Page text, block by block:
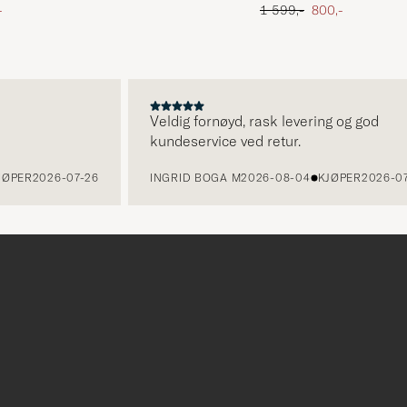
pris
Ordinær pris
1 599,- Nedsatt pris
800,-
2026-07-26
Veldig fornøyd, rask levering og god
kundeservice ved retur.
INGRID BOGA M2026-08-04 KJØPER2026-07-26